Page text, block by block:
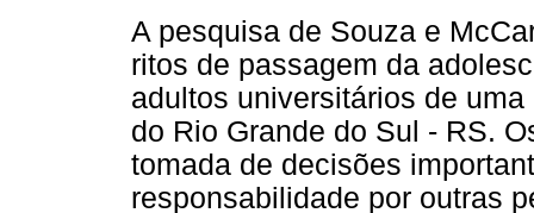
A pesquisa de Souza e
ritos de passagem da
adultos universitários de
do Rio Grande do Sul - RS.
tomada de decisões
responsabilidade por outras